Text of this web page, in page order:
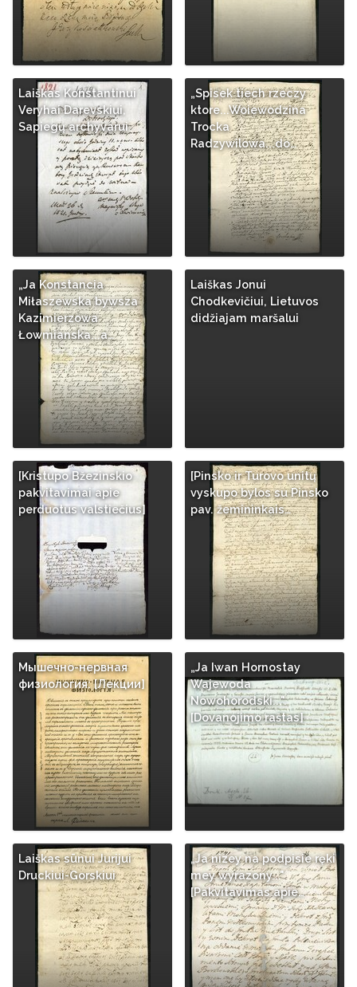
Laiškas Konstantinui
Veryhai Darevskiui,
Sapiegų archyvarui
„Spisek tiech rzeczy
ktore...Woiewodzina
Trocka
Radzywilowa...do…
„Ja Konstancia
Miłaszewska bywsza
Kazimierzowa
Łowmianska...a…
Laiškas Jonui
Chodkevičiui, Lietuvos
didžiajam maršalui
[Kristupo Bžezinskio
pakvitavimai apie
perduotus valstiečius]
[Pinsko ir Turovo unitų
vyskupo bylos su Pinsko
pav. žemininkais…
Мышечно-нервная
физиология: [Лекции]
„Ja Iwan Hornostay
Wajewoda
Nowohorodski...".
[Dovanojimo raštas]
Laiškas sūnui Jurijui
Druckiui-Gorskiui
„Ja nizey na podpisie ręki
mey wyrazony..."
[Pakvitavimas apie…